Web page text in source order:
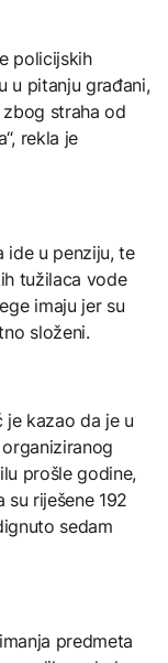
policijskih
u pitanju građani,
straha od
rekla je
ide u penziju, te
tužilaca vode
imaju jer su
složeni.
je kazao da je u
prošle godine,
su riješene 192
sedam
predmeta